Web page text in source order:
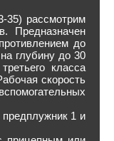
35) рассмотрим
Предназначен
до
глубину до 30
класса
скорость
1 и